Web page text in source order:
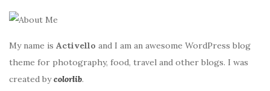
My name is Activello and I am an awesome WordPress blog
theme for photography, food, travel and other blogs. I was
created bycolorlib.